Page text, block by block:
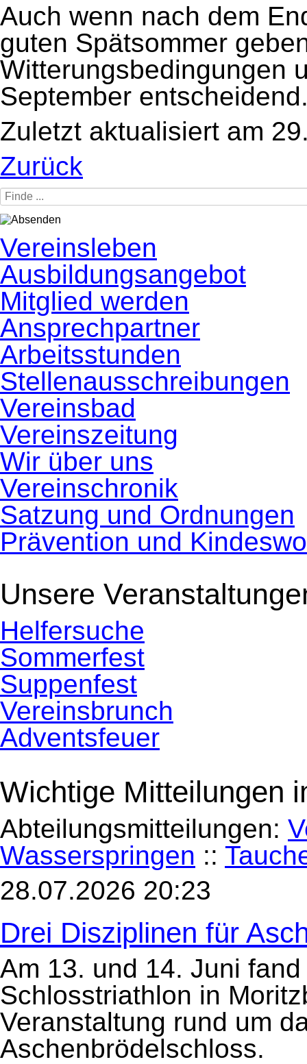
Auch wenn nach dem
guten Spätsommer
Witterungsbedingungen
September
Zuletzt aktualisiert am
Zurück
Navigation
überspringen
Vereinsleben
Ausbildungsangebot
Mitglied werden
Ansprechpartner
Arbeitsstunden
Stellenausschreibungen
Vereinsbad
Vereinszeitung
Wir über uns
Vereinschronik
Satzung und Ordnungen
Prävention und
Unsere
Navigation
überspringen
Helfersuche
Sommerfest
Suppenfest
Vereinsbrunch
Adventsfeuer
Wichtige Mitteilungen
Abteilungsmitteilungen:
Wasserspringen ::
28.07.2026 20:23
Drei Disziplinen für
Am 13. und 14. Juni
Schlosstriathlon in
Veranstaltung rund um
Aschenbrödelschloss.